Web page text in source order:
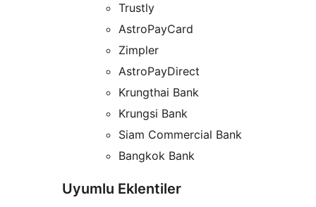
Trustly
AstroPayCard
Zimpler
AstroPayDirect
Krungthai Bank
Krungsi Bank
Siam Commercial Bank
Bangkok Bank
Uyumlu Eklentiler